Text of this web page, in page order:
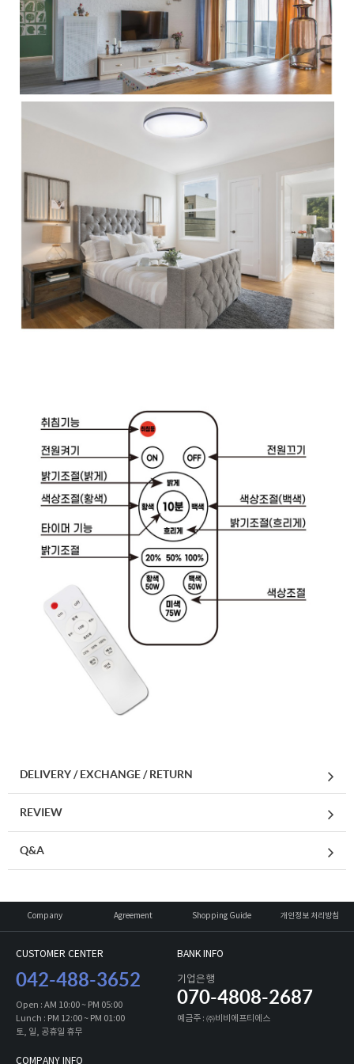
DELIVERY / EXCHANGE / RETURN
REVIEW
Q&A
Company Agreement Shopping Guide 개인정보 처리방침
CUSTOMER CENTER
042-488-3652
Open : AM 10:00 ~ PM 05:00
Lunch : PM 12:00 ~ PM 01:00
토, 일, 공휴일 휴무
BANK INFO
기업은행
070-4808-2687
예금주 : ㈜비비에프티에스
COMPANY INFO